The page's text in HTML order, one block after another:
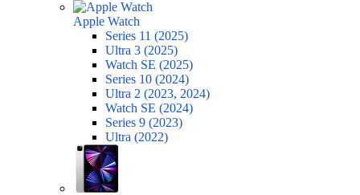
Apple Watch
Series 11 (2025)
Ultra 3 (2025)
Watch SE (2025)
Series 10 (2024)
Ultra 2 (2023, 2024)
Watch SE (2024)
Series 9 (2023)
Ultra (2022)